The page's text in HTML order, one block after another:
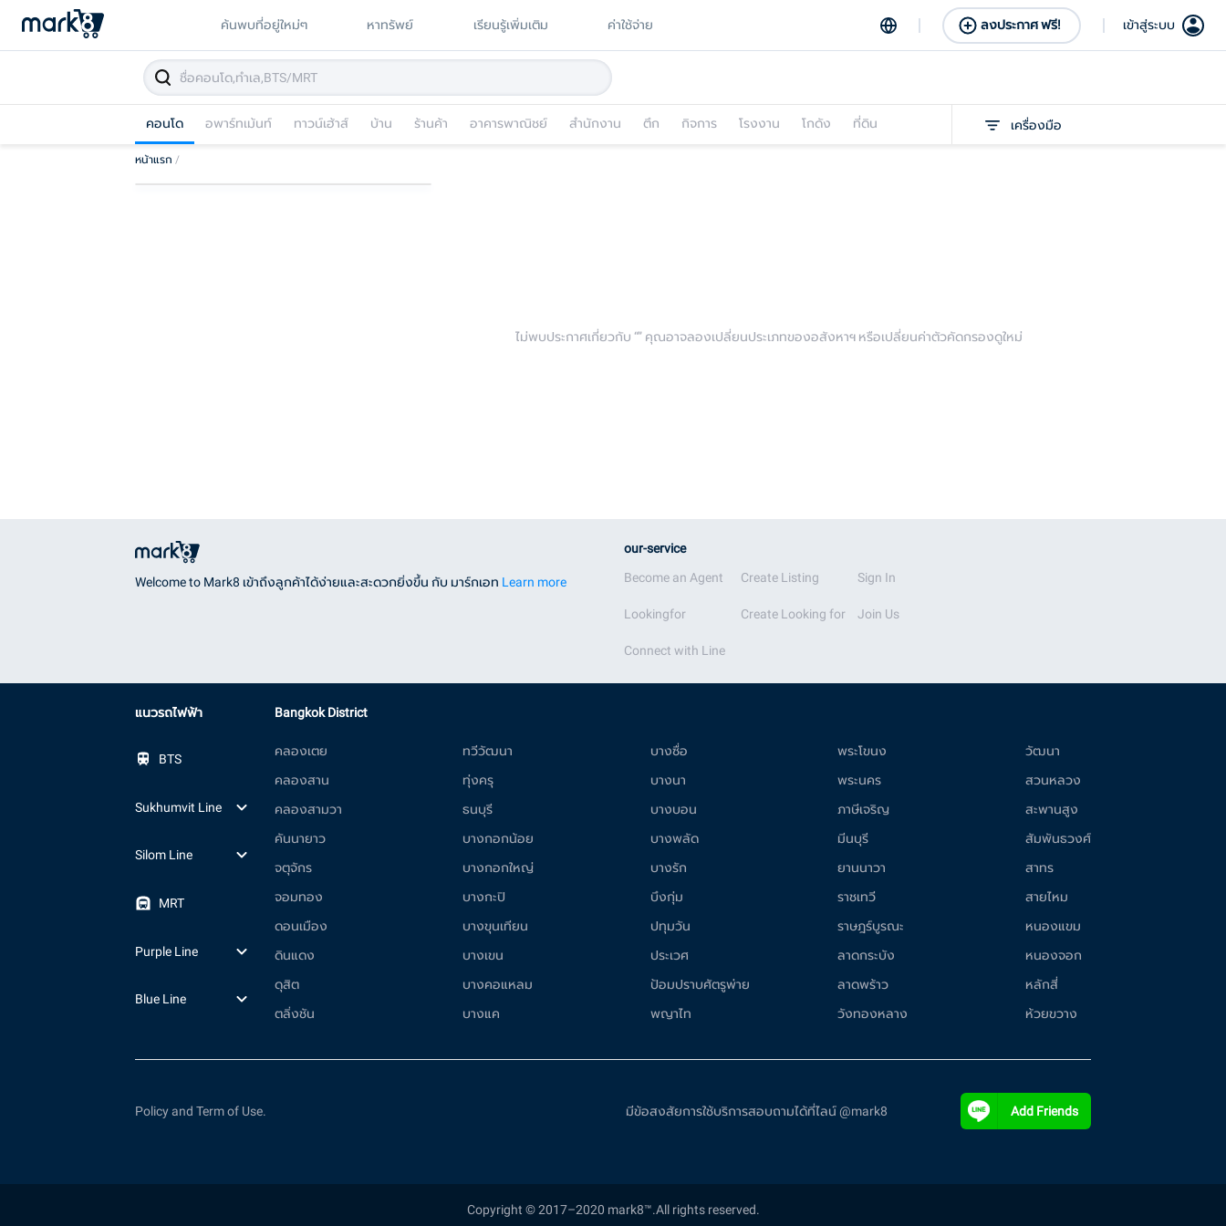
ค้นพบที่อยู่ใหม่ๆ หาทรัพย์ เรียนรู้เพิ่มเติม ค่าใช้จ่าย ลงประกาศ ฟรี! เข้าสู่ระบบ
คอนโด อพาร์ทเม้นท์ ทาวน์เฮ้าส์ บ้าน ร้านค้า อาคารพาณิชย์ สำนักงาน ตึก กิจการ โรงงาน โกดัง ที่ดิน เครื่องมือ
หน้าแรก /
ไม่พบประกาศเกี่ยวกับ “” คุณอาจลองเปลี่ยนประเภทของอสังหาฯ หรือเปลี่ยนค่าตัวคัดกรองดูใหม่
Welcome to Mark8 เข้าถึงลูกค้าได้ง่ายและสะดวกยิ่งขึ้น กับ มาร์กเอท Learn more
our-service
Become an Agent
Lookingfor
Connect with Line
Create Listing
Create Looking for
Sign In
Join Us
แนวรถไฟฟ้า
BTS
Sukhumvit Line
Silom Line
MRT
Purple Line
Blue Line
Bangkok District
คลองเตย
คลองสาน
คลองสามวา
คันนายาว
จตุจักร
จอมทอง
ดอนเมือง
ดินแดง
ดุสิต
ตลิ่งชัน
ทวีวัฒนา
ทุ่งครุ
ธนบุรี
บางกอกน้อย
บางกอกใหญ่
บางกะปิ
บางขุนเทียน
บางเขน
บางคอแหลม
บางแค
บางซื่อ
บางนา
บางบอน
บางพลัด
บางรัก
บึงกุ่ม
ปทุมวัน
ประเวศ
ป้อมปราบศัตรูพ่าย
พญาไท
พระโขนง
พระนคร
ภาษีเจริญ
มีนบุรี
ยานนาวา
ราชเทวี
ราษฎร์บูรณะ
ลาดกระบัง
ลาดพร้าว
วังทองหลาง
วัฒนา
สวนหลวง
สะพานสูง
สัมพันธวงศ์
สาทร
สายไหม
หนองแขม
หนองจอก
หลักสี่
ห้วยขวาง
Policy and Term of Use. มีข้อสงสัยการใช้บริการสอบถามได้ที่ไลน์ @mark8 Add Friends
Copyright © 2017–2020 mark8™.All rights reserved.